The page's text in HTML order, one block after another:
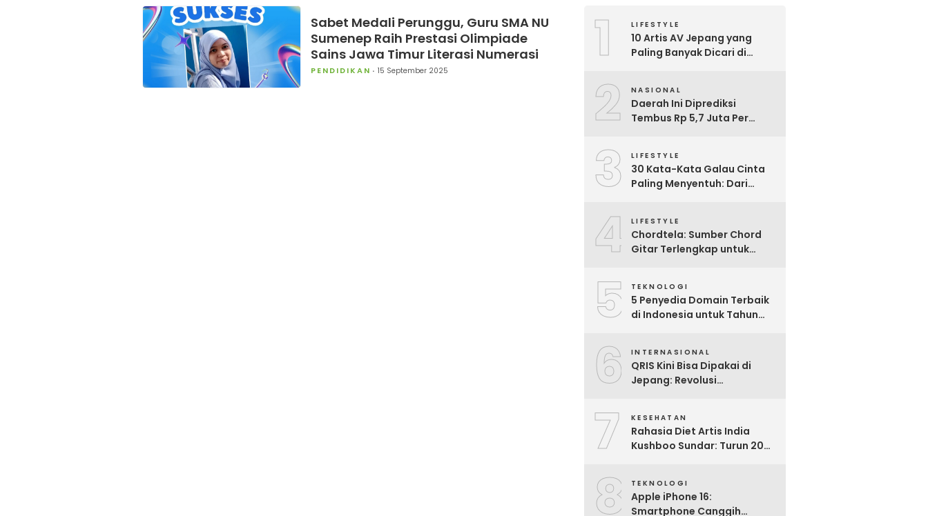
Sabet Medali Perunggu, Guru SMA NU
Sumenep Raih Prestasi Olimpiade
Sains Jawa Timur Literasi Numerasi
PENDIDIKAN 15 September 2025 1 LIFESTYLE
10 Artis AV Jepang yang
Paling Banyak Dicari di
2 NASIONAL
Daerah Ini Diprediksi
Tembus Rp 5,7 Juta Per
Upah Minimum 2026
3 LIFESTYLE
30 Kata-Kata Galau Cinta
Paling Menyentuh: Dari
4 LIFESTYLE
Chordtela: Sumber Chord
Gitar Terlengkap untuk
5 TEKNOLOGI
5 Penyedia Domain Terbaik
di Indonesia untuk Tahun
6 INTERNASIONAL
QRIS Kini Bisa Dipakai di
Jepang: Revolusi
7 KESEHATAN
Rahasia Diet Artis India
Kushboo Sundar: Turun 20
8 TEKNOLOGI
Apple iPhone 16:
Smartphone Canggih